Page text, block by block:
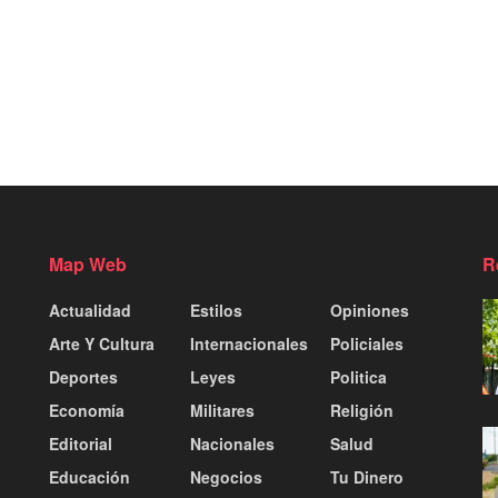
Map Web
Actualidad
Arte Y Cultura
Deportes
Economía
Editorial
Educación
Estilos
Internacionales
Leyes
Militares
Nacionales
Negocios
Opiniones
Policiales
Politica
Religión
Salud
Tu Dinero